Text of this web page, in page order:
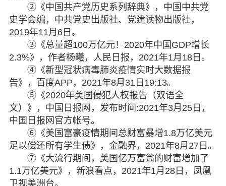
②《中国共产党历史系列辞典》，中国中共党
史学会编，中共党史出版社、党建读物出版社，
2019年11月6日。
③《总量超100万亿元！2020年中国GDP增长
2.3%》，作者杨曦，人民日报，2021年1月18日。
④《新型冠状病毒肺炎疫情实时大数据报
告》，百度APP，2021年8月31日19:13。
⑤《2020年美国侵犯人权报告（双语全
文）》，中国日报网，发布时间:2021年3月25日，
中国日报网官方帐号。
⑥《美国富豪疫情期间总财富暴增1.8万亿美元
足以偿还所有学生债》，金融界，2021年8月27日。
⑦《大流行期间，美国亿万富翁的财富增加了
1.1万亿美元》，新浪看点，2021年1月28日，凤凰
卫视美洲台。